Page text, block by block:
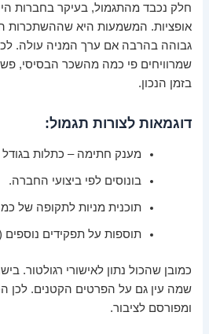
חלק נכבד מהתגמול, בעיקר בחברות
אופציות. המשמעות היא שההשתכרות
גבוהה בהרבה אם ערך המניה עולה.
שמרוויחים פי כמה מהשכר הבסיסי,
בזמן הנכון.
דוגמאות לצורות תגמול:
מענק חתימה – כתלות
בונוסים לפי ביצועי החברה.
תוכנית מניות לתקופה של
תוספות על תפקידים נוספים
כמובן שהכול נתון לאישורי רגולטור.
שמה עין גם על הפרטים הקטנים. לכן
ומפורסם לציבור.